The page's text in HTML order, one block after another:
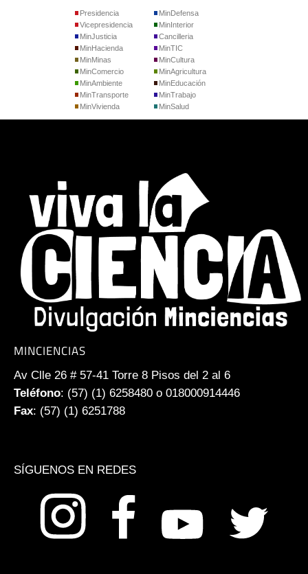
Presidencia
Vicepresidencia
MinJusticia
MinDefensa
MinInterior
Cancilleria
MinHacienda
MinMinas
MinComercio
MinTIC
MinCultura
MinAgricultura
MinAmbiente
MinTransporte
MinVivienda
MinEducación
MinTrabajo
MinSalud
MINCIENCIAS
Av Clle 26 # 57-41 Torre 8 Pisos del 2 al 6
Teléfono: (57) (1) 6258480 o 018000914446
Fax: (57) (1) 6251788
SÍGUENOS EN REDES